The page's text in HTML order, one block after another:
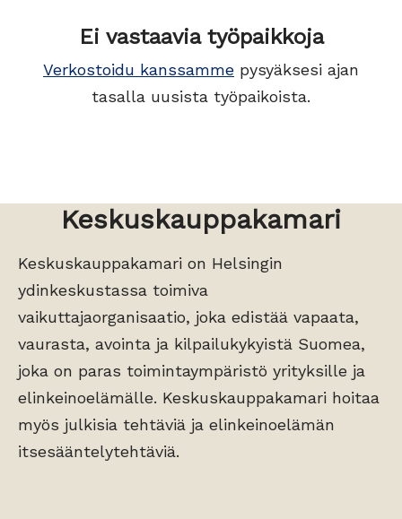
Ei vastaavia työpaikkoja
Verkostoidu kanssamme pysyäksesi ajan
tasalla uusista työpaikoista.
Keskuskauppakamari
Keskuskauppakamari on Helsingin
ydinkeskustassa toimiva
vaikuttajaorganisaatio, joka edistää vapaata,
vaurasta, avointa ja kilpailukykyistä Suomea,
joka on paras toimintaympäristö yrityksille ja
elinkeinoelämälle. Keskuskauppakamari hoitaa
myös julkisia tehtäviä ja elinkeinoelämän
itsesääntelytehtäviä.